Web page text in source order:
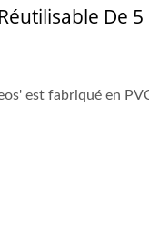
De 5
est fabriqué en